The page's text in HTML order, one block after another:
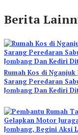
Berita
Rumah Kos di Nganjuk
Sarang Peredaran
Jombang Dan Kediri